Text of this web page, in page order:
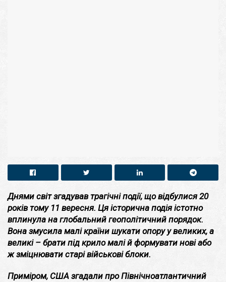
Днями світ згадував трагічні події, що відбулися 20
років тому 11 вересня. Ця історична подія істотно
вплинула на глобальний геополітичний порядок.
Вона змусила малі країни шукати опору у великих, а
великі – брати під крило малі й формувати нові або
ж зміцнювати старі військові блоки.
Приміром, США згадали про Північноатлантичний